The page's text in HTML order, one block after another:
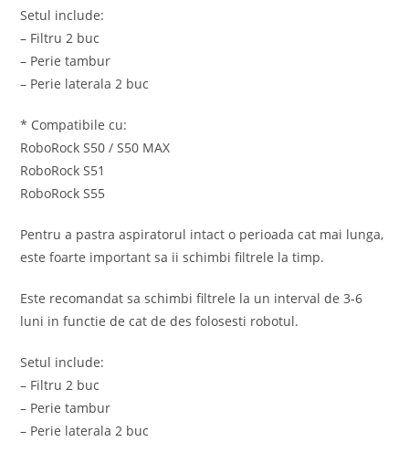
Setul include:
– Filtru 2 buc
– Perie tambur
– Perie laterala 2 buc
* Compatibile cu:
RoboRock S50 / S50 MAX
RoboRock S51
RoboRock S55
Pentru a pastra aspiratorul intact o perioada cat mai lunga,
este foarte important sa ii schimbi filtrele la timp.
Este recomandat sa schimbi filtrele la un interval de 3-6
luni in functie de cat de des folosesti robotul.
Setul include:
– Filtru 2 buc
– Perie tambur
– Perie laterala 2 buc